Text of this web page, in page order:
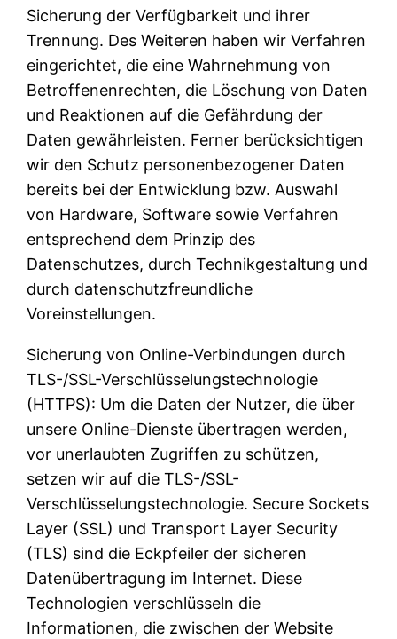
Sicherung der Verfügbarkeit und ihrer
Trennung. Des Weiteren haben wir Verfahren
eingerichtet, die eine Wahrnehmung von
Betroffenenrechten, die Löschung von Daten
und Reaktionen auf die Gefährdung der
Daten gewährleisten. Ferner berücksichtigen
wir den Schutz personenbezogener Daten
bereits bei der Entwicklung bzw. Auswahl
von Hardware, Software sowie Verfahren
entsprechend dem Prinzip des
Datenschutzes, durch Technikgestaltung und
durch datenschutzfreundliche
Voreinstellungen.
Sicherung von Online-Verbindungen durch
TLS-/SSL-Verschlüsselungstechnologie
(HTTPS): Um die Daten der Nutzer, die über
unsere Online-Dienste übertragen werden,
vor unerlaubten Zugriffen zu schützen,
setzen wir auf die TLS-/SSL-
Verschlüsselungstechnologie. Secure Sockets
Layer (SSL) und Transport Layer Security
(TLS) sind die Eckpfeiler der sicheren
Datenübertragung im Internet. Diese
Technologien verschlüsseln die
Informationen, die zwischen der Website